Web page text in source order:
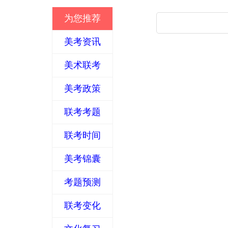
为您推荐
美考资讯
美术联考
美考政策
联考考题
联考时间
美考锦囊
考题预测
联考变化